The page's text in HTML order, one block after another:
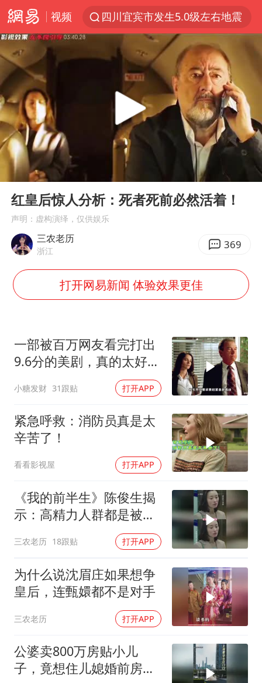
视频
四川宜宾市发生5.0级左右地震
改名后的“青海拉面”店
1岁宝宝碰坏纸巾盒 宝妈被索赔924元
泰高官回应中国人在泰遭歧视：全面调查
女子开一天一夜空调后二氧化碳中毒
97岁英国奶奶飞上天再破吉尼斯纪录
“空调24小时开着更省电”不实
“不建议大家买深色蛋糕”
公司“上四休三”但要降薪1000元
Play
00:00
红皇后惊人分析：死者死前必然活着！
声明：虚构演绎，仅供娱乐
三农老历
浙江 369
打开网易新闻 体验效果更佳
一部被百万网友看完打出
9.6分的美剧，真的太好看
小糖发财 31跟贴 打开APP
紧急呼救：消防员真是太
辛苦了！
看看影视屋 打开APP
《我的前半生》陈俊生揭
示：高精力人群都是被伺
三农老历 18跟贴 打开APP
为什么说沈眉庄如果想争
皇后，连甄嬛都不是对手
三农老历 打开APP
公婆卖800万房贴小儿
子，竟想住儿媳婚前房，